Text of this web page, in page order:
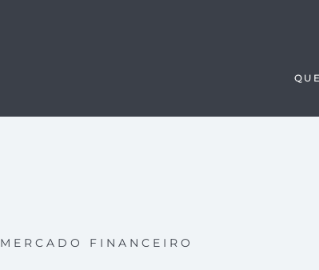
MERCADO FINANCEIRO